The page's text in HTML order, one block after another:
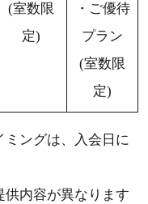
(室数限
定)
・ご優待
プラン
(室数限
定)
ングは、入会日に
内容が異なります